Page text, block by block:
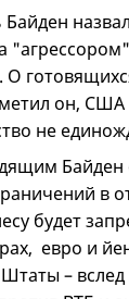
"агрессором"
он,
не
в
будет
евро и
– вслед